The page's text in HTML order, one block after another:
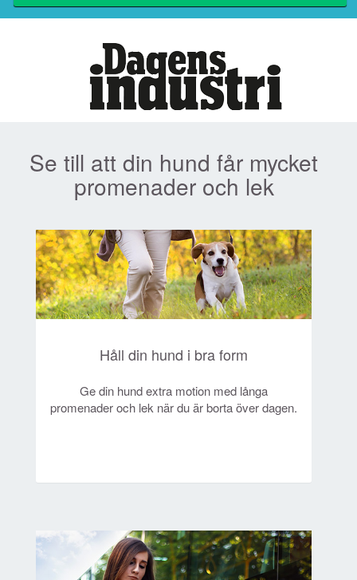
Se till att din hund får mycket
promenader och lek
Håll din hund i bra form
Ge din hund extra motion med långa
promenader och lek när du är borta över dagen.